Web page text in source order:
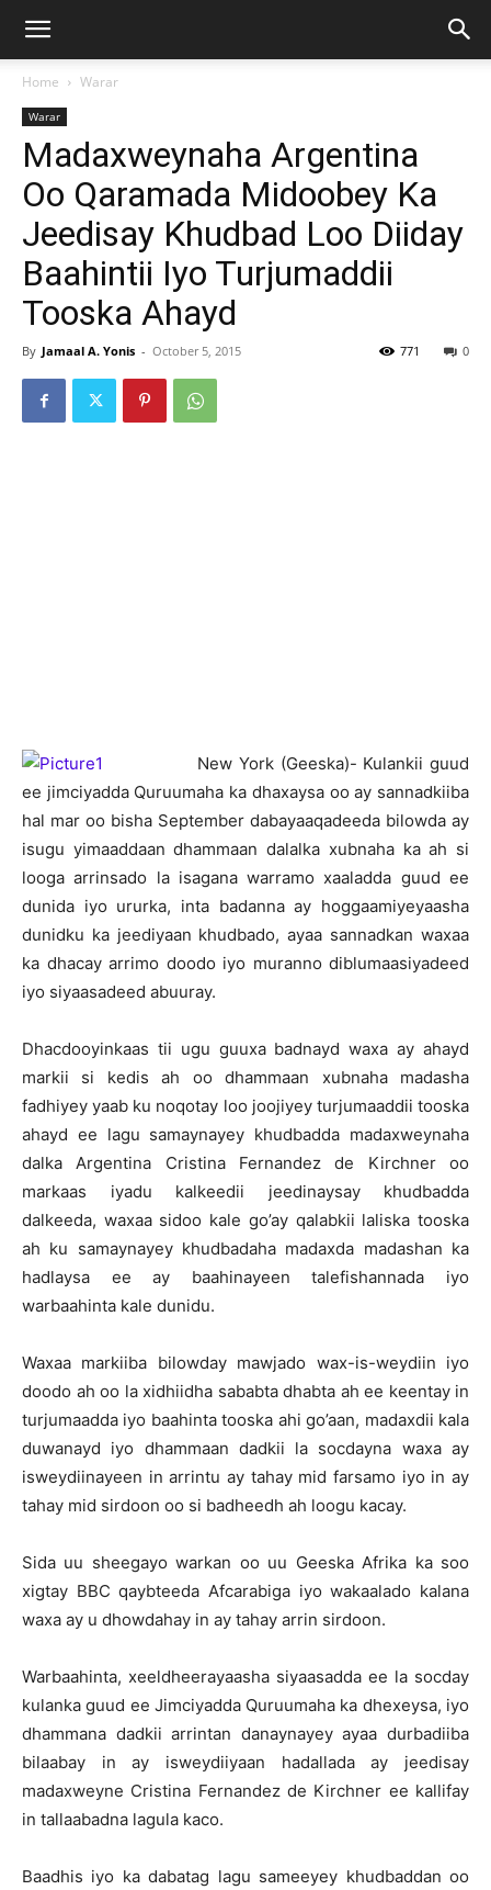
Home Warar
Warar
Madaxweynaha Argentina
Oo Qaramada Midoobey Ka
Jeedisay Khudbad Loo Diiday
Baahintii Iyo Turjumaddii
Tooska Ahayd
By Jamaal A. Yonis - October 5, 2015 0
771
New York (Geeska)- Kulankii guud
ee jimciyadda Quruumaha ka dhaxaysa oo ay sannadkiiba
hal mar oo bisha September dabayaaqadeeda bilowda ay
isugu yimaaddaan dhammaan dalalka xubnaha ka ah si
looga arrinsado la isagana warramo xaaladda guud ee
dunida iyo ururka, inta badanna ay hoggaamiyeyaasha
dunidku ka jeediyaan khudbado, ayaa sannadkan waxaa
ka dhacay arrimo doodo iyo muranno diblumaasiyadeed
iyo siyaasadeed abuuray.
Dhacdooyinkaas tii ugu guuxa badnayd waxa ay ahayd
markii si kedis ah oo dhammaan xubnaha madasha
fadhiyey yaab ku noqotay loo joojiyey turjumaaddii tooska
ahayd ee lagu samaynayey khudbadda madaxweynaha
dalka Argentina Cristina Fernandez de Kirchner oo
markaas iyadu kalkeedii jeedinaysay khudbadda
dalkeeda, waxaa sidoo kale go’ay qalabkii laliska tooska
ah ku samaynayey khudbadaha madaxda madashan ka
hadlaysa ee ay baahinayeen talefishannada iyo
warbaahinta kale dunidu.
Waxaa markiiba bilowday mawjado wax-is-weydiin iyo
doodo ah oo la xidhiidha sababta dhabta ah ee keentay in
turjumaadda iyo baahinta tooska ahi go’aan, madaxdii kala
duwanayd iyo dhammaan dadkii la socdayna waxa ay
isweydiinayeen in arrintu ay tahay mid farsamo iyo in ay
tahay mid sirdoon oo si badheedh ah loogu kacay.
Sida uu sheegayo warkan oo uu Geeska Afrika ka soo
xigtay BBC qaybteeda Afcarabiga iyo wakaalado kalana
waxa ay u dhowdahay in ay tahay arrin sirdoon.
Warbaahinta, xeeldheerayaasha siyaasadda ee la socday
kulanka guud ee Jimciyadda Quruumaha ka dhexeysa, iyo
dhammana dadkii arrintan danaynayey ayaa durbadiiba
bilaabay in ay isweydiiyaan hadallada ay jeedisay
madaxweyne Cristina Fernandez de Kirchner ee kallifay
in tallaabadna lagula kaco.
Baadhis iyo ka dabatag lagu sameeyey khudbaddan oo